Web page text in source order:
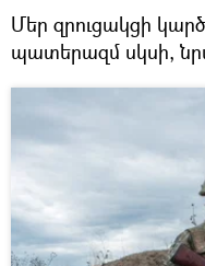
Մեր զրուցակցի
պատերազմ սկսի,